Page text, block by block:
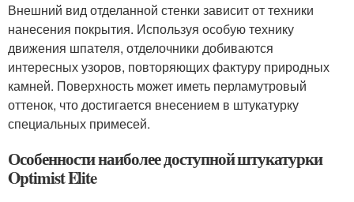
Внешний вид отделанной стенки зависит от техники
нанесения покрытия. Используя особую технику
движения шпателя, отделочники добиваются
интересных узоров, повторяющих фактуру природных
камней. Поверхность может иметь перламутровый
оттенок, что достигается внесением в штукатурку
специальных примесей.
Особенности наиболее доступной штукатурки
Optimist Elite